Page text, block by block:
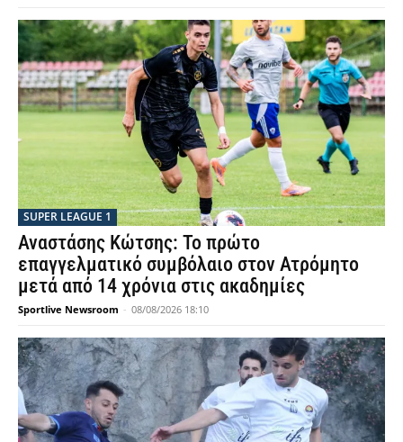
SUPER LEAGUE 1
Αναστάσης Κώτσης: Το πρώτο
επαγγελματικό συμβόλαιο στον Ατρόμητο
μετά από 14 χρόνια στις ακαδημίες
Sportlive Newsroom - 08/08/2026 18:10